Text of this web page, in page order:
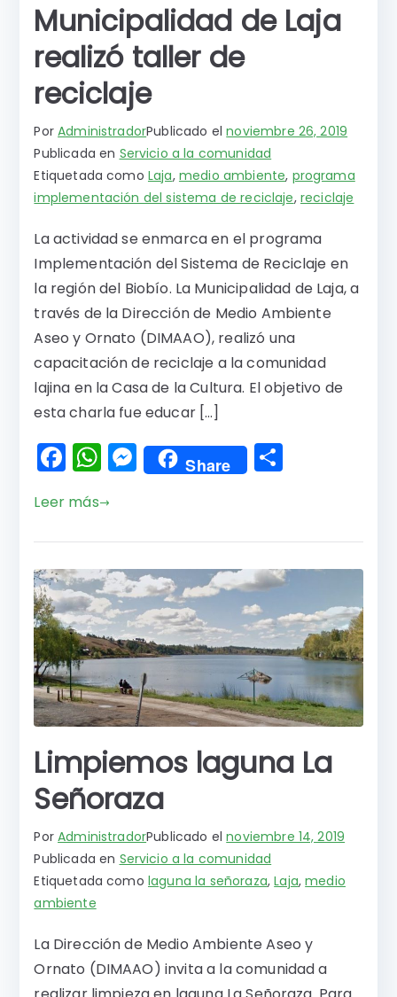
Municipalidad de Laja
realizó taller de
reciclaje
PorAdministradorPublicado elnoviembre 26, 2019
Publicada en Servicio a la comunidad
Etiquetada como Laja, medio ambiente, programa
implementación del sistema de reciclaje, reciclaje
La actividad se enmarca en el programa
Implementación del Sistema de Reciclaje en
la región del Biobío. La Municipalidad de Laja, a
través de la Dirección de Medio Ambiente
Aseo y Ornato (DIMAAO), realizó una
capacitación de reciclaje a la comunidad
lajina en la Casa de la Cultura. El objetivo de
esta charla fue educar […]
F
c
e
b
o
o
k
W
a
ts
A
p
p
M
e
s
e
n
g
er
Share
p
a
r
Leer más
Limpiemos laguna La
Señoraza
PorAdministradorPublicado elnoviembre 14, 2019
Publicada en Servicio a la comunidad
Etiquetada como laguna la señoraza,Laja,medio
ambiente
La Dirección de Medio Ambiente Aseo y
Ornato (DIMAAO) invita a la comunidad a